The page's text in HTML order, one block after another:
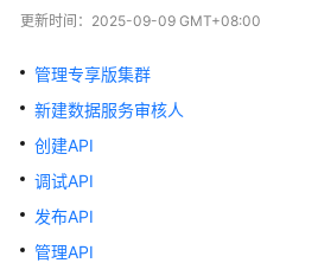
动
品
介
绍
数
据
更新时间： 2025-09-09 GMT+08:00
管理专享版集群
新建数据服务审核人
创建API
调试API
发布API
管理API